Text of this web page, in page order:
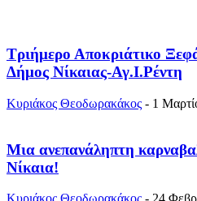
Τριήμερο Αποκριάτικο
Δήμος Νίκαιας-Αγ.Ι.Ρέντη
Κυριάκος Θεοδωρακάκος - 1
Μια ανεπανάληπτη
Νίκαια!